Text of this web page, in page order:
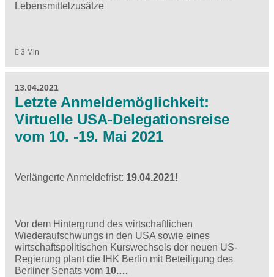
Lebensmittelzusätze
3 Min
13.04.2021
Letzte Anmeldemöglichkeit:
Virtuelle USA-Delegationsreise
vom 10. -19. Mai 2021
Verlängerte Anmeldefrist: 19.04.2021!
Vor dem Hintergrund des wirtschaftlichen
Wiederaufschwungs in den USA sowie eines
wirtschaftspolitischen Kurswechsels der neuen US-
Regierung plant die IHK Berlin mit Beteiligung des
Berliner Senats vom 10.…